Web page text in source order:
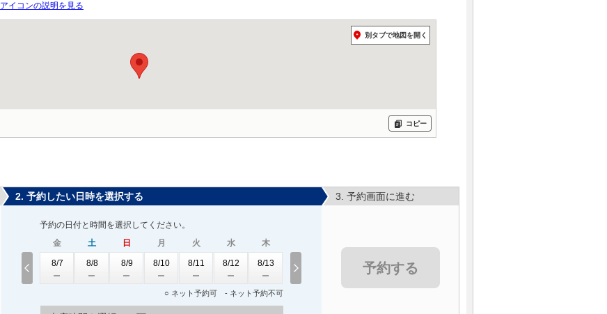
アイコンの説明を見る
別タブで地図を開く
コピー
2. 予約したい日時を選択する
予約の日付と時間を選択してください。
金
8/7
土
8/8
日
8/9
月
8/10
火
8/11
水
8/12
木
8/13
○ ネット予約可 - ネット予約不可
3. 予約画面に進む
予約する